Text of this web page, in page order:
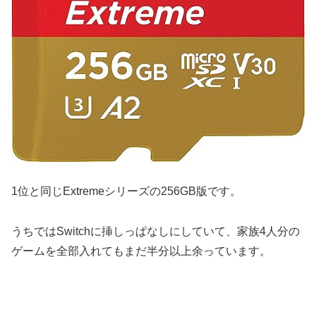
1位と同じExtremeシリーズの256GB版です。
うちではSwitchに挿しっぱなしにしていて、家族4人分の
ゲームを全部入れてもまだ半分以上余っています。